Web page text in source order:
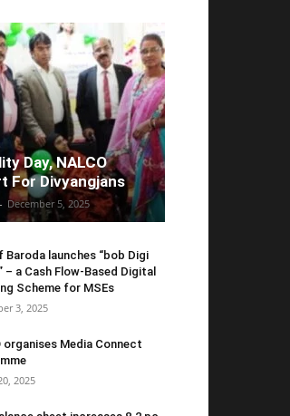
Day, NALCO
For Divyangjans
- December 5, 2025
Baroda launches “bob Digi
– a Cash Flow-Based Digital
Scheme for MSEs
3, 2025
organises Media Connect
2025